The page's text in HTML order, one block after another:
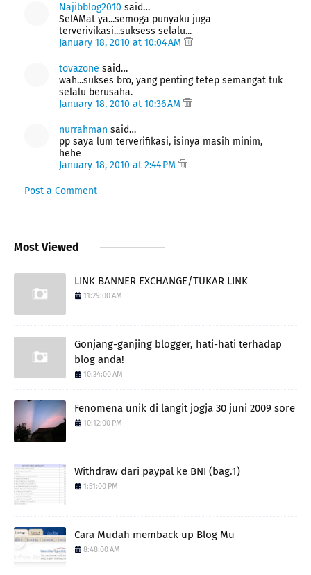
Najibblog2010 said…
SelAMat ya...semoga punyaku juga
terverivikasi...suksess selalu...
January 18, 2010 at 10:04 AM
tovazone said…
wah...sukses bro, yang penting tetep semangat tuk
selalu berusaha.
January 18, 2010 at 10:36 AM
nurrahman said…
pp saya lum terverifikasi, isinya masih minim,
hehe
January 18, 2010 at 2:44 PM
Post a Comment
Most Viewed
LINK BANNER EXCHANGE/TUKAR LINK
11:29:00 AM
Gonjang-ganjing blogger, hati-hati terhadap
blog anda!
10:34:00 AM
Fenomena unik di langit jogja 30 juni 2009 sore
10:12:00 PM
Withdraw dari paypal ke BNI (bag.1)
1:51:00 PM
Cara Mudah memback up Blog Mu
8:48:00 AM